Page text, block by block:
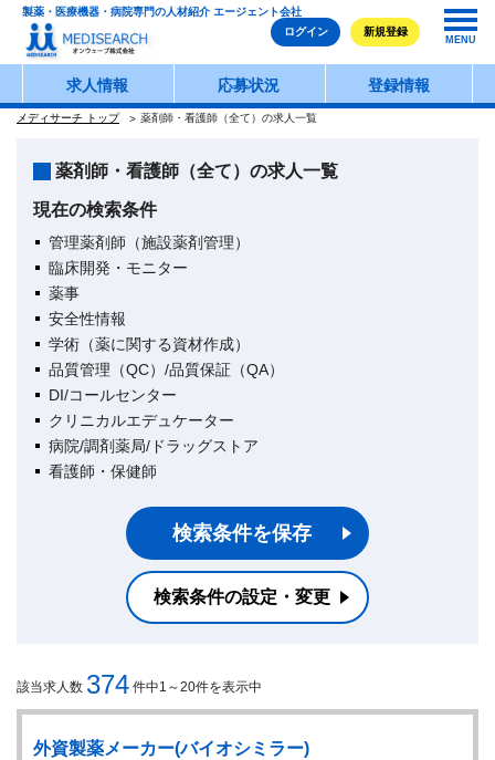
製薬・医療機器・病院専門の人材紹介 エージェント会社
ログイン
新規登録
MENU
求人情報 応募状況 登録情報
メディサーチ トップ 薬剤師・看護師（全て）の求人一覧
薬剤師・看護師（全て）の求人一覧
現在の検索条件
管理薬剤師（施設薬剤管理）
臨床開発・モニター
薬事
安全性情報
学術（薬に関する資材作成）
品質管理（QC）/品質保証（QA）
DI/コールセンター
クリニカルエデュケーター
病院/調剤薬局/ドラッグストア
看護師・保健師
検索条件を保存
検索条件の設定・変更
該当求人数 374 件中1～20件を表示中
外資製薬メーカー(バイオシミラー)